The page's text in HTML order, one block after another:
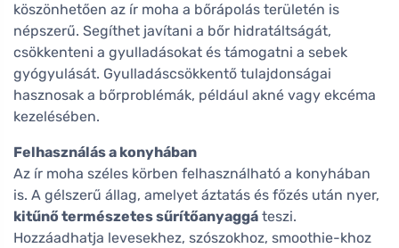
köszönhetően az ír moha a bőrápolás területén is
népszerű. Segíthet javítani a bőr hidratáltságát,
csökkenteni a gyulladásokat és támogatni a sebek
gyógyulását. Gyulladáscsökkentő tulajdonságai
hasznosak a bőrproblémák, például akné vagy ekcéma
kezelésében.
Felhasználás a konyhában
Az ír moha széles körben felhasználható a konyhában
is. A gélszerű állag, amelyet áztatás és főzés után nyer,
kitűnő természetes sűrítőanyaggá teszi.
Hozzáadhatja levesekhez, szószokhoz, smoothie-khoz